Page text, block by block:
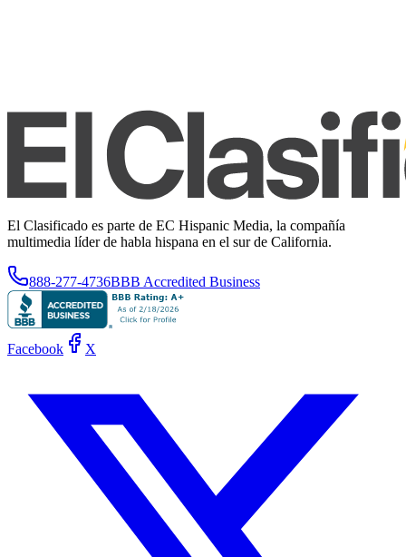
El Clasificado es parte de EC Hispanic Media, la compañía
multimedia líder de habla hispana en el sur de California.
888-277-4736BBB Accredited Business
Facebook X